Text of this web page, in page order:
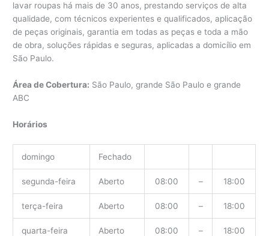
lavar roupas há mais de 30 anos, prestando serviços de alta
qualidade, com técnicos experientes e qualificados, aplicação
de peças originais, garantia em todas as peças e toda a mão
de obra, soluções rápidas e seguras, aplicadas a domicílio em
São Paulo.
Área de Cobertura: São Paulo, grande São Paulo e grande
ABC
Horários
domingo Fechado
segunda-feira Aberto 08:00 – 18:00
terça-feira Aberto 08:00 – 18:00
quarta-feira Aberto 08:00 – 18:00